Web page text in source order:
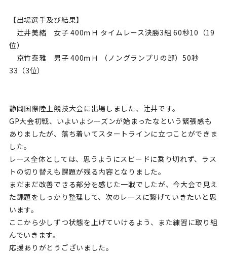
【出場選手及び結果】
辻井美緒 女子 400ｍＨ タイムレース決勝3組 60秒10（19
位）
京竹泰雅 男子 400ｍＨ （ノングランプリの部）50秒
33（3位）
静岡国際陸上競技大会に出場しました、辻井です。
GP大会初戦、いよいよシーズンが始まったなという緊張感も
ありましたが、落ち着いてスタートラインに立つことができま
した。
レース全体としては、思うようにスピードに乗り切れず、ラス
トの切り替えも課題が残る内容となりました。
まだまだ改善できる部分を感じた一戦でしたが、今大会で見え
た課題をしっかり整理して、次のレースに繋げていきたいと思
います。
ここから少しずつ状態を上げていけるよう、また練習に取り組
んでいきます。
応援ありがとうございました。